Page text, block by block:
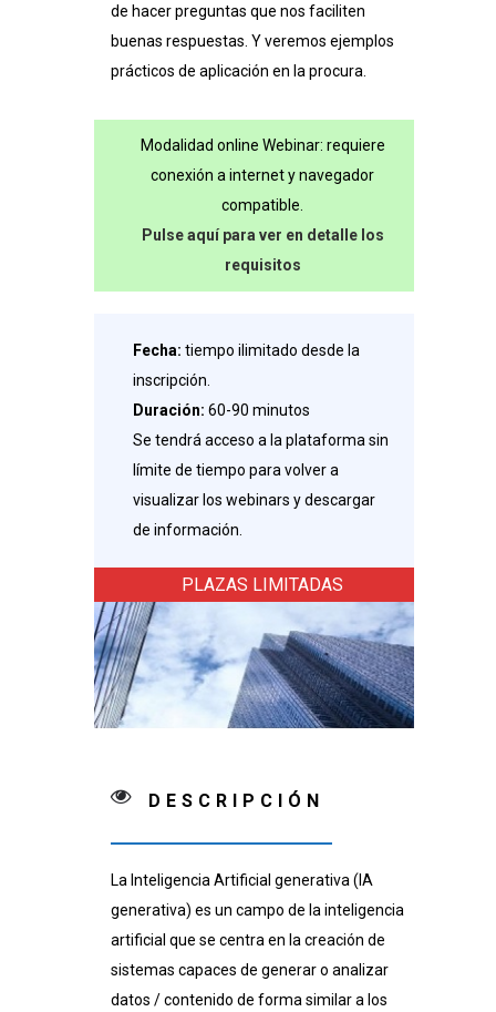
de hacer preguntas que nos faciliten
buenas respuestas. Y veremos ejemplos
prácticos de aplicación en la procura.
Modalidad online Webinar: requiere
conexión a internet y navegador
compatible.
Pulse aquí para ver en detalle los
requisitos
Fecha: tiempo ilimitado desde la
inscripción.
Duración: 60-90 minutos
Se tendrá acceso a la plataforma sin
límite de tiempo para volver a
visualizar los webinars y descargar
de información.
PLAZAS LIMITADAS
DESCRIPCIÓN
La Inteligencia Artificial generativa (IA
generativa) es un campo de la inteligencia
artificial que se centra en la creación de
sistemas capaces de generar o analizar
datos / contenido de forma similar a los